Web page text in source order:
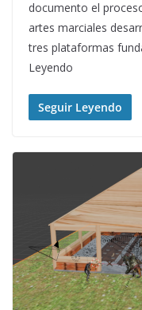
documento el
artes marciales
tres plataformas
Leyendo
Seguir Leyendo